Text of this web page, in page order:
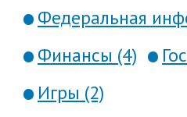
Федеральная
Финансы (4)
Игры (2)